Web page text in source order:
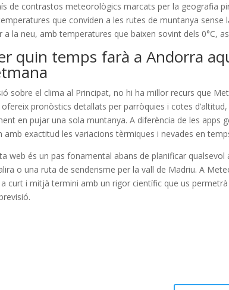
de contrastos meteorològics marcats per la geografia
que conviden a les rutes de muntanya sense
a la neu, amb temperatures que baixen sovint dels 0°C,
quin temps farà a Andorra
sobre el clima al Principat, no hi ha millor recurs que
ofereix pronòstics detallats per parròquies i cotes
en pujar una sola muntanya. A diferència de les apps
amb exactitud les variacions tèrmiques i nevades en
web és un pas fonamental abans de planificar qualsevol
o una ruta de senderisme per la vall de Madriu. A
curt i mitjà termini amb un rigor científic que us